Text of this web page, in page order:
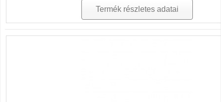
Termék részletes adatai